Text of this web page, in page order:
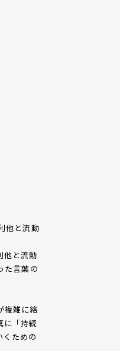
他と流動
と流動
た言葉の
複雑に絡
に「持続
くための